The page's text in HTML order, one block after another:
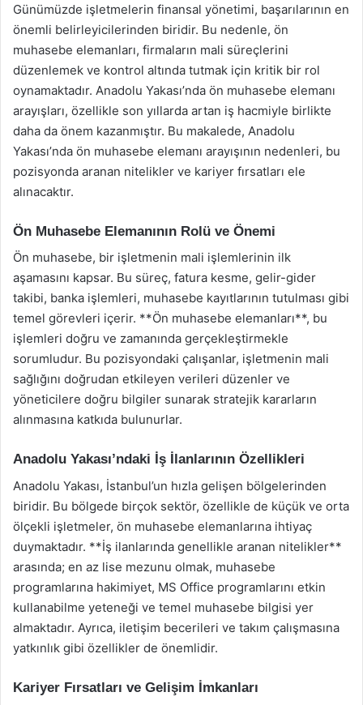
Günümüzde işletmelerin finansal yönetimi, başarılarının en
önemli belirleyicilerinden biridir. Bu nedenle, ön
muhasebe elemanları, firmaların mali süreçlerini
düzenlemek ve kontrol altında tutmak için kritik bir rol
oynamaktadır. Anadolu Yakası’nda ön muhasebe elemanı
arayışları, özellikle son yıllarda artan iş hacmiyle birlikte
daha da önem kazanmıştır. Bu makalede, Anadolu
Yakası’nda ön muhasebe elemanı arayışının nedenleri, bu
pozisyonda aranan nitelikler ve kariyer fırsatları ele
alınacaktır.
Ön Muhasebe Elemanının Rolü ve Önemi
Ön muhasebe, bir işletmenin mali işlemlerinin ilk
aşamasını kapsar. Bu süreç, fatura kesme, gelir-gider
takibi, banka işlemleri, muhasebe kayıtlarının tutulması gibi
temel görevleri içerir. **Ön muhasebe elemanları**, bu
işlemleri doğru ve zamanında gerçekleştirmekle
sorumludur. Bu pozisyondaki çalışanlar, işletmenin mali
sağlığını doğrudan etkileyen verileri düzenler ve
yöneticilere doğru bilgiler sunarak stratejik kararların
alınmasına katkıda bulunurlar.
Anadolu Yakası’ndaki İş İlanlarının Özellikleri
Anadolu Yakası, İstanbul’un hızla gelişen bölgelerinden
biridir. Bu bölgede birçok sektör, özellikle de küçük ve orta
ölçekli işletmeler, ön muhasebe elemanlarına ihtiyaç
duymaktadır. **İş ilanlarında genellikle aranan nitelikler**
arasında; en az lise mezunu olmak, muhasebe
programlarına hakimiyet, MS Office programlarını etkin
kullanabilme yeteneği ve temel muhasebe bilgisi yer
almaktadır. Ayrıca, iletişim becerileri ve takım çalışmasına
yatkınlık gibi özellikler de önemlidir.
Kariyer Fırsatları ve Gelişim İmkanları